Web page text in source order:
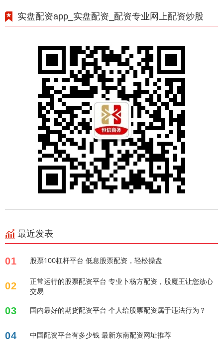
实盘配资app_实盘配资_配资专业网上配资炒股
最近发表
01 股票100杠杆平台 低息股票配资，轻松操盘
02
正常运行的股票配资平台 专业卜杨方配资，股魔王让您放心
交易
03 国内最好的期货配资平台 个人给股票配资属于违法行为？
04 中国配资平台有多少钱 最新东南配资网址推荐